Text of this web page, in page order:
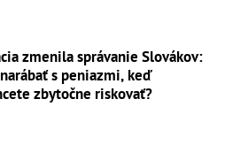
zmenila správanie Slovákov:
s peniazmi, keď
zbytočne riskovať?